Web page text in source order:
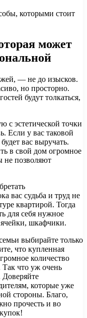
может
— не до изысков.
но просторно.
будут толкаться,
с эстетической точки
Если у вас таковой
вас выручать.
в свой дом огромное
не позволяют
вас судьба и труд не
квартирой. Тогда
для себя нужное
шкафчики.
выбирайте только
что купленная
количество
что уж очень
которые уже
стороны. Благо,
прочесть и во